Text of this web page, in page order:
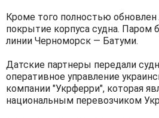
Кроме того полностью обновлен
покрытие корпуса судна. Паром
линии Черноморск — Батуми.
Датские партнеры передали
оперативное управление
компании "Укрферри", которая
национальным перевозчиком